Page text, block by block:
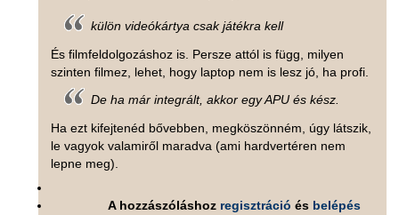
külön videókártya csak játékra kell
És filmfeldolgozáshoz is. Persze attól is függ, milyen
szinten filmez, lehet, hogy laptop nem is lesz jó, ha profi.
De ha már integrált, akkor egy APU és kész.
Ha ezt kifejtenéd bővebben, megköszönném, úgy látszik,
le vagyok valamiről maradva (ami hardvertéren nem
lepne meg).
A hozzászóláshoz regisztráció és belépés